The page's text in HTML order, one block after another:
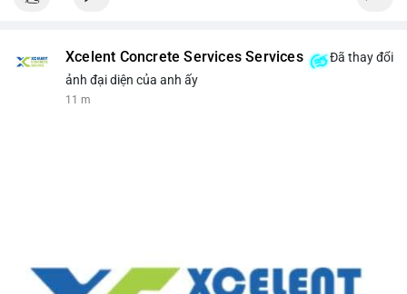
Xcelent Concrete Services Services
Đã thay đổi
ảnh đại diện của anh ấy
12 m